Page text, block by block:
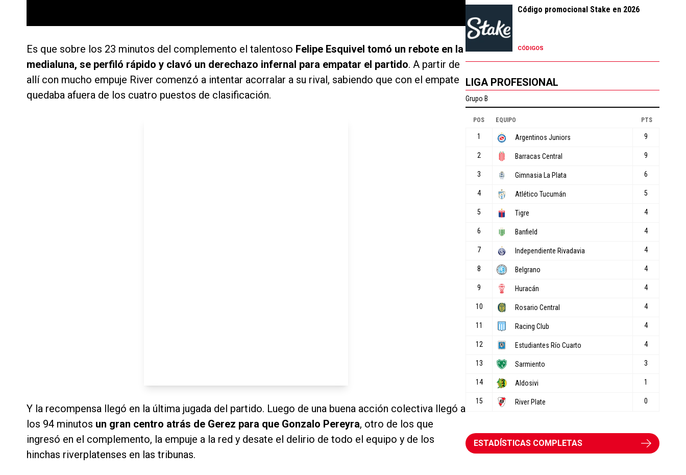
Es que sobre los 23 minutos del complemento el talentoso Felipe Esquivel tomó un rebote en la
medialuna, se perfiló rápido y clavó un derechazo infernal para empatar el partido. A partir de
allí con mucho empuje River comenzó a intentar acorralar a su rival, sabiendo que con el empate
quedaba afuera de los cuatro puestos de clasificación.
Y la recompensa llegó en la última jugada del partido. Luego de una buena acción colectiva llegó a
los 94 minutos un gran centro atrás de Gerez para que Gonzalo Pereyra, otro de los que
ingresó en el complemento, la empuje a la red y desate el delirio de todo el equipo y de los
hinchas riverplatenses en las tribunas.
Código promocional Stake en 2026
CÓDIGOS
LIGA PROFESIONAL
ESTADÍSTICAS COMPLETAS